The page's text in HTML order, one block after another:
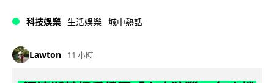
科技娛樂 生活娛樂 城中熱話
Lawton 11 小時